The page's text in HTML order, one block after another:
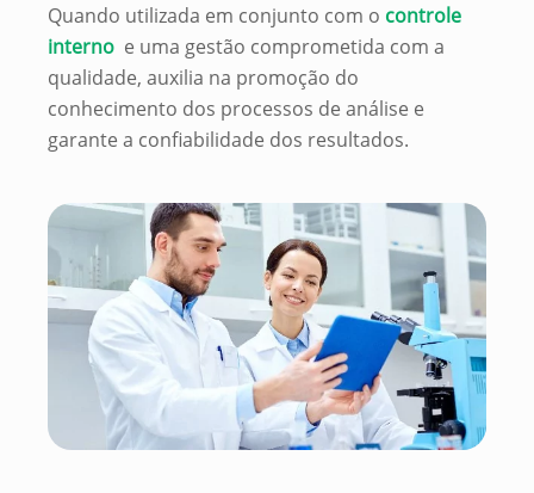
Quando utilizada em conjunto com o controle
interno e uma gestão comprometida com a
qualidade, auxilia na promoção do
conhecimento dos processos de análise e
garante a confiabilidade dos resultados.